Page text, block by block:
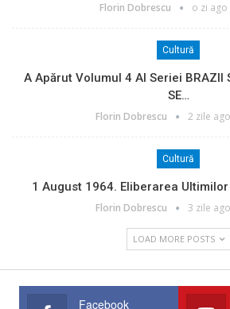
Florin Dobrescu o zi ago
Cultură
A Apărut Volumul 4 Al Seriei BRAZII
SE…
Florin Dobrescu 2 zile ago
Cultură
1 August 1964. Eliberarea
Florin Dobrescu 3 zile ago
LOAD MORE POSTS
Facebook